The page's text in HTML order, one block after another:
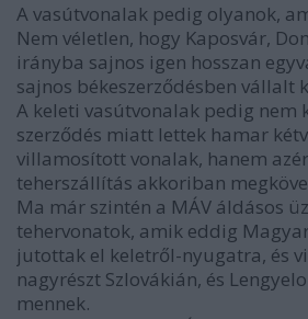
A vasútvonalak pedig olyanok,
Nem véletlen, hogy Kaposvár,
irányba sajnos igen hosszan
sajnos békeszerződésben vállalt
A keleti vasútvonalak pedig nem
szerződés miatt lettek hamar
villamosított vonalak, hanem
teherszállítás akkoriban
Ma már szintén a MÁV áldásos
tehervonatok, amik eddig
jutottak el keletről-nyugatra, és
nagyrészt Szlovákián, és
mennek.